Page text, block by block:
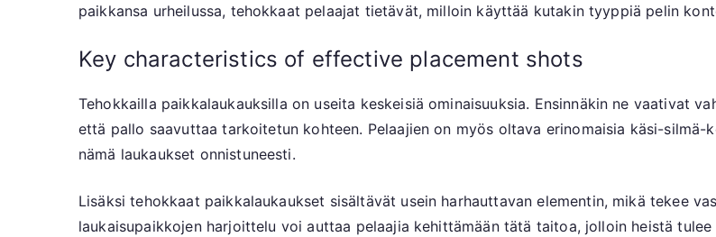
paikkansa urheilussa, tehokkaat pelaajat tietävät, milloin käyttää kutakin tyyppiä pelin
Key characteristics of effective placement shots
Tehokkailla paikkalaukauksilla on useita keskeisiä ominaisuuksia. Ensinnäkin ne vaativat
että pallo saavuttaa tarkoitetun kohteen. Pelaajien on myös oltava erinomaisia käsi-
nämä laukaukset onnistuneesti.
Lisäksi tehokkaat paikkalaukaukset sisältävät usein harhauttavan elementin, mikä tekee
laukaisupaikkojen harjoittelu voi auttaa pelaajia kehittämään tätä taitoa, jolloin heistä